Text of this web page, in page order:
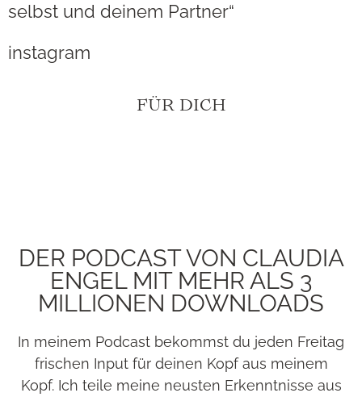
selbst und deinem Partner“
instagram
FÜR DICH
DER PODCAST VON CLAUDIA
ENGEL MIT MEHR ALS 3
MILLIONEN DOWNLOADS
In meinem Podcast bekommst du jeden Freitag
frischen Input für deinen Kopf aus meinem
Kopf. Ich teile meine neusten Erkenntnisse aus